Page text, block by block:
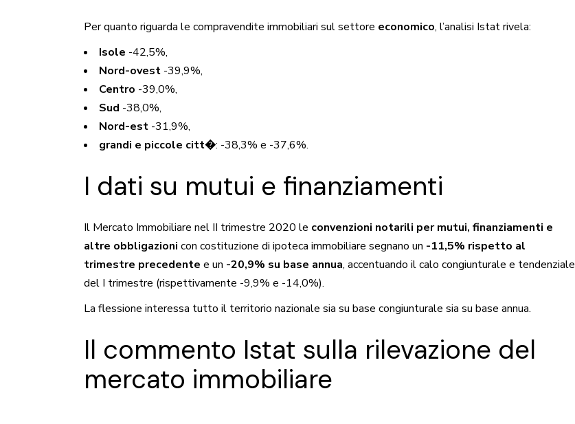
Per quanto riguarda le compravendite immobiliari sul settore economico, l’analisi Istat rivela:
Isole -42,5%,
Nord-ovest -39,9%,
Centro -39,0%,
Sud -38,0%,
Nord-est -31,9%,
grandi e piccole citt�: -38,3% e -37,6%.
I dati su mutui e finanziamenti
Il Mercato Immobiliare nel II trimestre 2020 le convenzioni notarili per mutui, finanziamenti e
altre obbligazioni con costituzione di ipoteca immobiliare segnano un -11,5% rispetto al
trimestre precedente e un -20,9% su base annua, accentuando il calo congiunturale e tendenziale
del I trimestre (rispettivamente -9,9% e -14,0%).
La flessione interessa tutto il territorio nazionale sia su base congiunturale sia su base annua.
Il commento Istat sulla rilevazione del
mercato immobiliare